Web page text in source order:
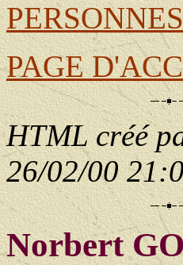
PERSONNES
PAGE
HTML créé
26/02/00
Norbert